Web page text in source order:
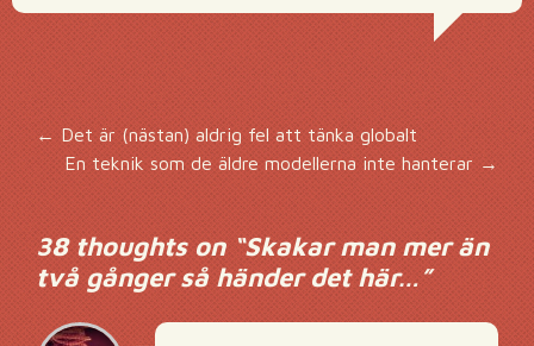
Inläggsnavigering
←Det är (nästan) aldrig fel att tänka globalt
En teknik som de äldre modellerna inte hanterar →
38 thoughts on “Skakar man mer än
två gånger så händer det här…”